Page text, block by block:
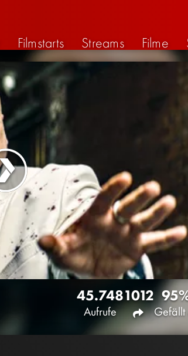
Filmstarts Streams Filme
45.748
Aufrufe
1012
Gefällt